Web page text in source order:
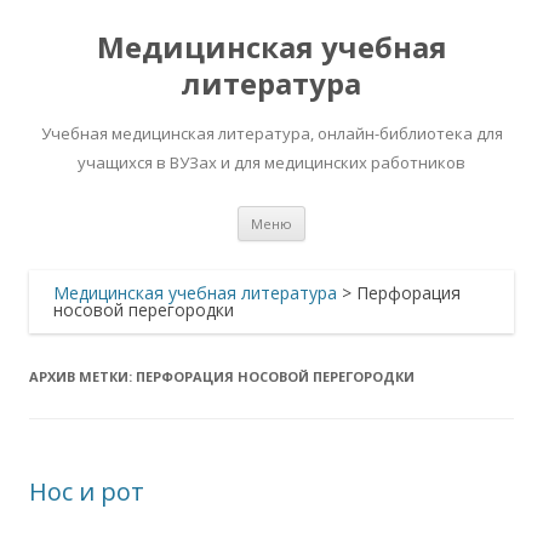
Медицинская учебная
литература
Учебная медицинская литература, онлайн-библиотека для
учащихся в ВУЗах и для медицинских работников
Меню
Медицинская учебная литература > Перфорация
носовой перегородки
АРХИВ МЕТКИ: ПЕРФОРАЦИЯ НОСОВОЙ ПЕРЕГОРОДКИ
Нос и рот